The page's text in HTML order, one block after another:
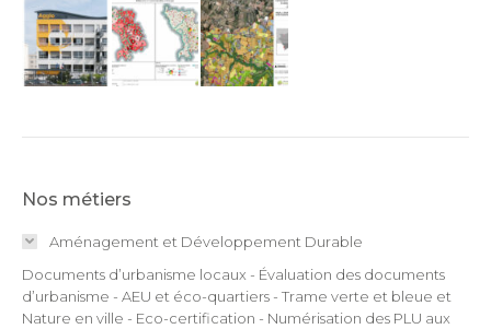
Nos métiers
Aménagement et Développement Durable
Documents d’urbanisme locaux - Évaluation des documents
d’urbanisme - AEU et éco-quartiers - Trame verte et bleue et
Nature en ville - Eco-certification - Numérisation des PLU aux